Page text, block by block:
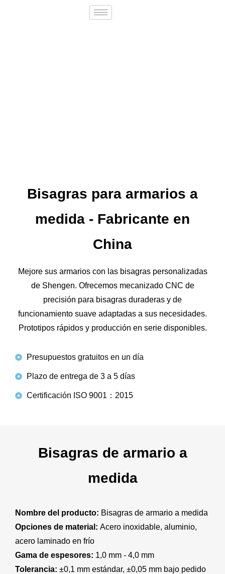
Bisagras para armarios a
medida - Fabricante en
China
Mejore sus armarios con las bisagras personalizadas
de Shengen. Ofrecemos mecanizado CNC de
precisión para bisagras duraderas y de
funcionamiento suave adaptadas a sus necesidades.
Prototipos rápidos y producción en serie disponibles.
Presupuestos gratuitos en un día
Plazo de entrega de 3 a 5 días
Certificación ISO 9001：2015
Bisagras de armario a
medida
Nombre del producto: Bisagras de armario a medida
Opciones de material: Acero inoxidable, aluminio,
acero laminado en frío
Gama de espesores: 1,0 mm - 4,0 mm
Tolerancia: ±0,1 mm estándar, ±0,05 mm bajo pedido